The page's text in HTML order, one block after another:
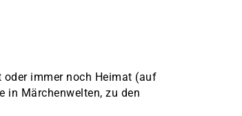
oder immer noch Heimat (auf
in Märchenwelten, zu den